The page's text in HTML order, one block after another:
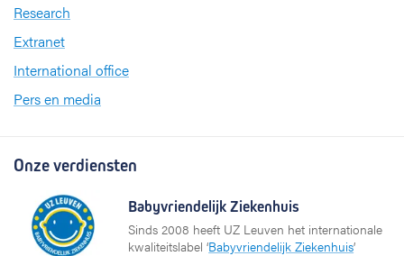
Research
Extranet
International office
Pers en media
Onze verdiensten
Babyvriendelijk Ziekenhuis
Sinds 2008 heeft UZ Leuven het internationale
kwaliteitslabel ‘Babyvriendelijk Ziekenhuis’